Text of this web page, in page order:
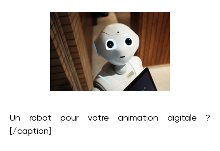
Un robot pour votre animation digitale ?
[/caption]